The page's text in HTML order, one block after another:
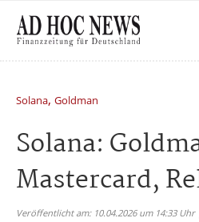
Solana, Goldman
Solana:
Mastercard,
Veröffentlicht am: 10.04.2026 um 14:33